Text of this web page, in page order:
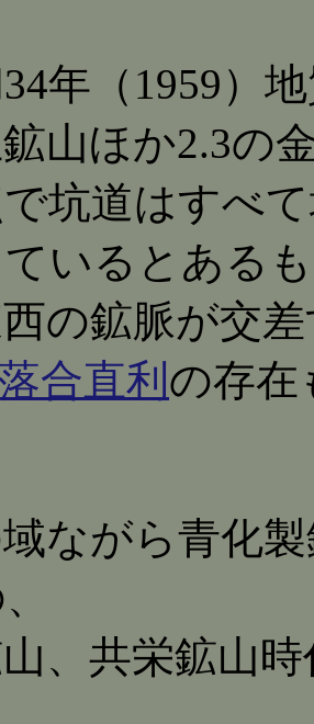
年（1959）
山ほか2.3の
坑道はすべ
いるとある
の鉱脈が交
落合直利 の存在
ながら青化
、共栄鉱山